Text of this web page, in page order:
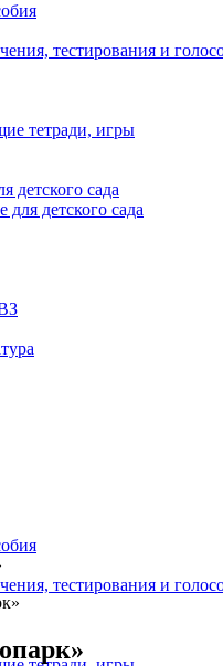
тестирования и
тетради, игры
детского сада
детского сада
тестирования и